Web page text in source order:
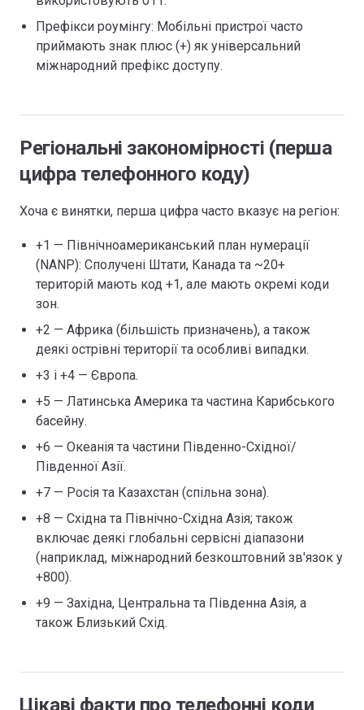
Префікси роумінгу: Мобільні пристрої часто
приймають знак плюс (+) як універсальний
міжнародний префікс доступу.
Регіональні закономірності (перша
цифра телефонного коду)
Хоча є винятки, перша цифра часто вказує на регіон:
+1 — Північноамериканський план нумерації
(NANP): Сполучені Штати, Канада та ~20+
територій мають код +1, але мають окремі коди
зон.
+2 — Африка (більшість призначень), а також
деякі острівні території та особливі випадки.
+3 і +4 — Європа.
+5 — Латинська Америка та частина Карибського
басейну.
+6 — Океанія та частини Південно-Східної/
Південної Азії.
+7 — Росія та Казахстан (спільна зона).
+8 — Східна та Північно-Східна Азія; також
включає деякі глобальні сервісні діапазони
(наприклад, міжнародний безкоштовний зв'язок у
+800).
+9 — Західна, Центральна та Південна Азія, а
також Близький Схід.
Цікаві факти про телефонні коди